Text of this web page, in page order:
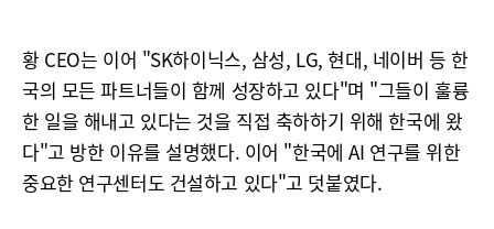
황 CEO는 이어 "SK하이닉스, 삼성, LG, 현대, 네이버 등 한
국의 모든 파트너들이 함께 성장하고 있다"며 "그들이 훌륭
한 일을 해내고 있다는 것을 직접 축하하기 위해 한국에 왔
다"고 방한 이유를 설명했다. 이어 "한국에 AI 연구를 위한
중요한 연구센터도 건설하고 있다"고 덧붙였다.